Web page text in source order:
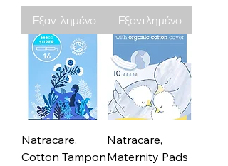
Εξαντλημένο Εξαντλημένο
Natracare,
Cotton Tampon
Natracare,
Maternity Pads